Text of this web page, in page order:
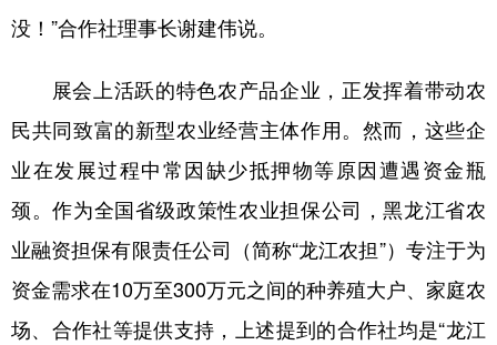
没！”合作社理事长谢建伟说。
展会上活跃的特色农产品企业，正发挥着带动农
民共同致富的新型农业经营主体作用。然而，这些企
业在发展过程中常因缺少抵押物等原因遭遇资金瓶
颈。作为全国省级政策性农业担保公司，黑龙江省农
业融资担保有限责任公司（简称“龙江农担”）专注于为
资金需求在10万至300万元之间的种养殖大户、家庭农
场、合作社等提供支持，上述提到的合作社均是“龙江